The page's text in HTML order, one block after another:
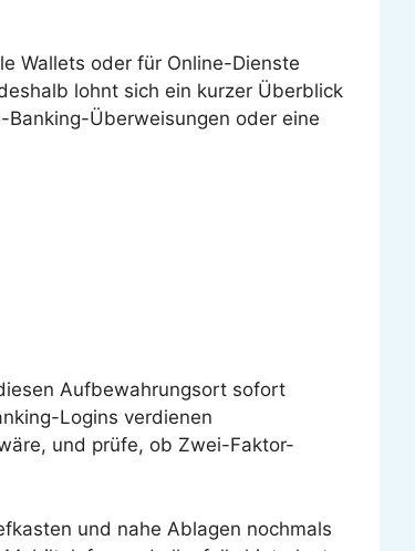
Wallets oder für Online-Dienste
lohnt sich ein kurzer Überblick
Überweisungen oder eine
Aufbewahrungsort sofort
Logins verdienen
und prüfe, ob Zwei-Faktor-
und nahe Ablagen nochmals